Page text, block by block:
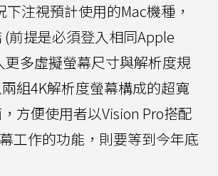
下注視預計使用的Mac機種，
(前提是必須登入相同Apple
更多虛擬螢幕尺寸與解析度規
組4K解析度螢幕構成的超寬
方便使用者以Vision Pro搭配
工作的功能，則要等到今年底